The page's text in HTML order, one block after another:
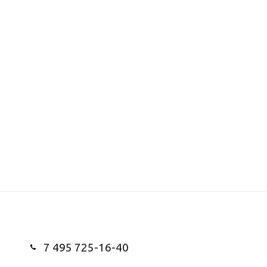
7 495 725-16-40